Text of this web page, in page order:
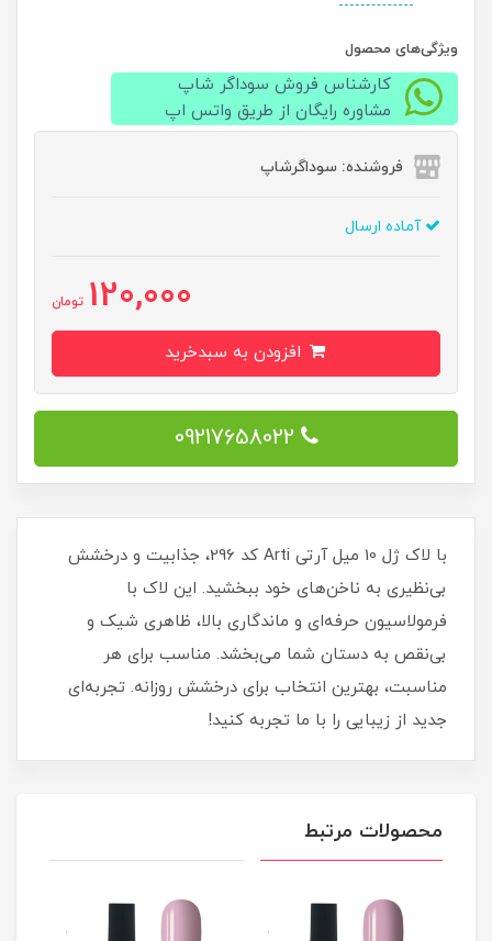
ویژگی‌های محصول
کارشناس فروش سوداگر شاپ
مشاوره رایگان از طریق واتس اپ
فروشنده: سوداگرشاپ
آماده ارسال
120,000 تومان
09217658022
با لاک ژل 10 میل آرتی Arti کد 296، جذابیت و درخشش
بی‌نظیری به ناخن‌های خود ببخشید. این لاک با
فرمولاسیون حرفه‌ای و ماندگاری بالا، ظاهری شیک و
بی‌نقص به دستان شما می‌بخشد. مناسب برای هر
مناسبت، بهترین انتخاب برای درخشش روزانه. تجربه‌ای
جدید از زیبایی را با ما تجربه کنید!
محصولات مرتبط